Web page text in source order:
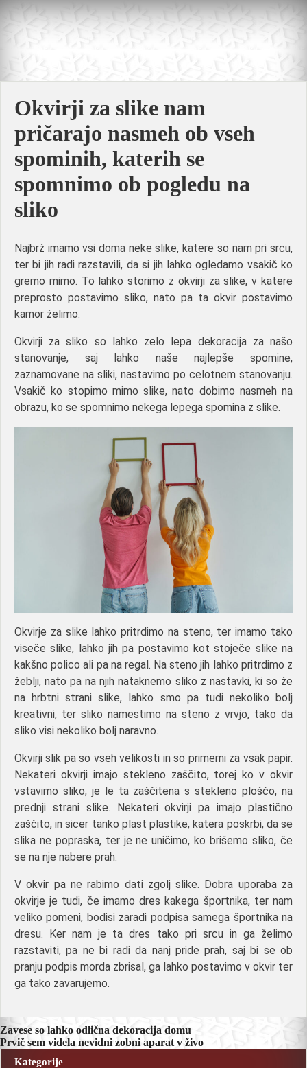
content
Okvirji za slike nam
pričarajo nasmeh ob vseh
spominih, katerih se
spomnimo ob pogledu na
sliko
Najbrž imamo vsi doma neke slike, katere so nam pri srcu,
ter bi jih radi razstavili, da si jih lahko ogledamo vsakič ko
gremo mimo. To lahko storimo z okvirji za slike, v katere
preprosto postavimo sliko, nato pa ta okvir postavimo
kamor želimo.
Okvirji za sliko so lahko zelo lepa dekoracija za našo
stanovanje, saj lahko naše najlepše spomine,
zaznamovane na sliki, nastavimo po celotnem stanovanju.
Vsakič ko stopimo mimo slike, nato dobimo nasmeh na
obrazu, ko se spomnimo nekega lepega spomina z slike.
Okvirje za slike lahko pritrdimo na steno, ter imamo tako
viseče slike, lahko jih pa postavimo kot stoječe slike na
kakšno polico ali pa na regal. Na steno jih lahko pritrdimo z
žeblji, nato pa na njih nataknemo sliko z nastavki, ki so že
na hrbtni strani slike, lahko smo pa tudi nekoliko bolj
kreativni, ter sliko namestimo na steno z vrvjo, tako da
sliko visi nekoliko bolj naravno.
Okvirji slik pa so vseh velikosti in so primerni za vsak papir.
Nekateri okvirji imajo stekleno zaščito, torej ko v okvir
vstavimo sliko, je le ta zaščitena s stekleno ploščo, na
prednji strani slike. Nekateri okvirji pa imajo plastično
zaščito, in sicer tanko plast plastike, katera poskrbi, da se
slika ne popraska, ter je ne uničimo, ko brišemo sliko, če
se na nje nabere prah.
V okvir pa ne rabimo dati zgolj slike. Dobra uporaba za
okvirje je tudi, če imamo dres kakega športnika, ter nam
veliko pomeni, bodisi zaradi podpisa samega športnika na
dresu. Ker nam je ta dres tako pri srcu in ga želimo
razstaviti, pa ne bi radi da nanj pride prah, saj bi se ob
pranju podpis morda zbrisal, ga lahko postavimo v okvir ter
ga tako zavarujemo.
Navigacija
prispevka
Zavese so lahko odlična dekoracija domu
Prvič sem videla nevidni zobni aparat v živo
Kategorije